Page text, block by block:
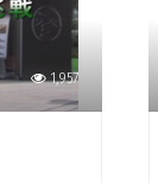
1,957